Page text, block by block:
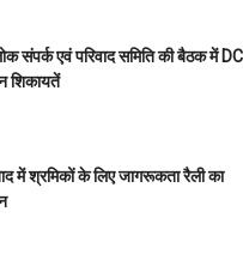
संपर्क एवं परिवाद समिति की बैठक में
शिकायतें
में श्रमिकों के लिए जागरूकता रैली का